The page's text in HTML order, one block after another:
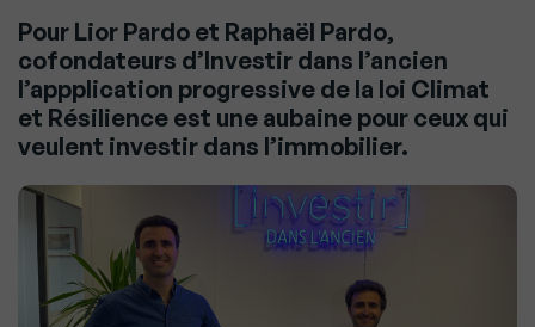
Pour Lior Pardo et Raphaël Pardo,
cofondateurs d’Investir dans l’ancien
l’appplication progressive de la loi Climat
et Résilience est une aubaine pour ceux qui
veulent investir dans l’immobilier.